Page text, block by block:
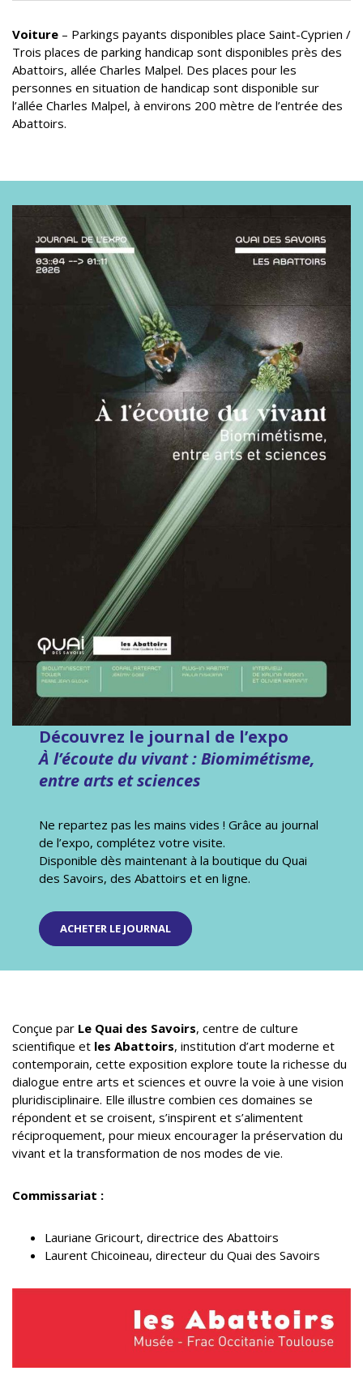
Voiture – Parkings payants disponibles place Saint-Cyprien /
Trois places de parking handicap sont disponibles près des
Abattoirs, allée Charles Malpel. Des places pour les
personnes en situation de handicap sont disponible sur
l’allée Charles Malpel, à environs 200 mètre de l’entrée des
Abattoirs.
Découvrez le journal de l’expo
À l’écoute du vivant : Biomimétisme,
entre arts et sciences
Ne repartez pas les mains vides ! Grâce au journal
de l’expo, complétez votre visite.
Disponible dès maintenant à la boutique du Quai
des Savoirs, des Abattoirs et en ligne.
ACHETER LE JOURNAL
Conçue par Le Quai des Savoirs, centre de culture
scientifique et les Abattoirs, institution d’art moderne et
contemporain, cette exposition explore toute la richesse du
dialogue entre arts et sciences et ouvre la voie à une vision
pluridisciplinaire. Elle illustre combien ces domaines se
répondent et se croisent, s’inspirent et s’alimentent
réciproquement, pour mieux encourager la préservation du
vivant et la transformation de nos modes de vie.
Commissariat :
Lauriane Gricourt, directrice des Abattoirs
Laurent Chicoineau, directeur du Quai des Savoirs